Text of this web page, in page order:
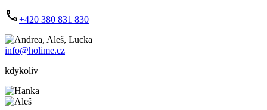
+420 380 831 830
info@holime.cz
kdykoliv